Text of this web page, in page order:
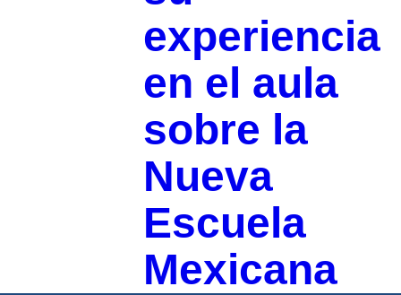
experiencia
en el aula
sobre la
Nueva
Escuela
Mexicana